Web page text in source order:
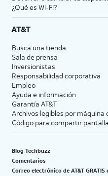
¿Qué es Wi-Fi?
AT&T
Busca una tienda
Sala de prensa
Inversionistas
Responsabilidad corporativa
Empleo
Ayuda e información
Garantía AT&T
Archivos legibles por
Código para compartir pantalla
Blog Techbuzz
Comentarios
Correo electrónico de AT&T